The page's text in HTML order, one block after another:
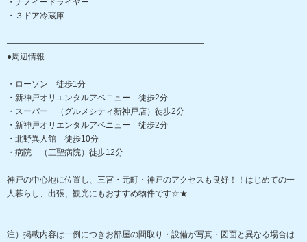
・ナノイードライヤー
・３ドア冷蔵庫
――――――――――――――――――――――――
●周辺情報
・ローソン 徒歩1分
・新神戸オリエンタルアベニュー 徒歩2分
・スーパー （グルメシティ新神戸店）徒歩2分
・新神戸オリエンタルアベニュー 徒歩2分
・北野異人館 徒歩10分
・病院 （三聖病院）徒歩12分
神戸の中心地に位置し、三宮・元町・神戸のアクセスも良好！！はじめての一
人暮らし、出張、観光にもおすすめ物件です☆★
――――――――――――――――――――――――
注）掲載内容は一例につきお部屋の間取り・設備が写真・図面と異なる場合は